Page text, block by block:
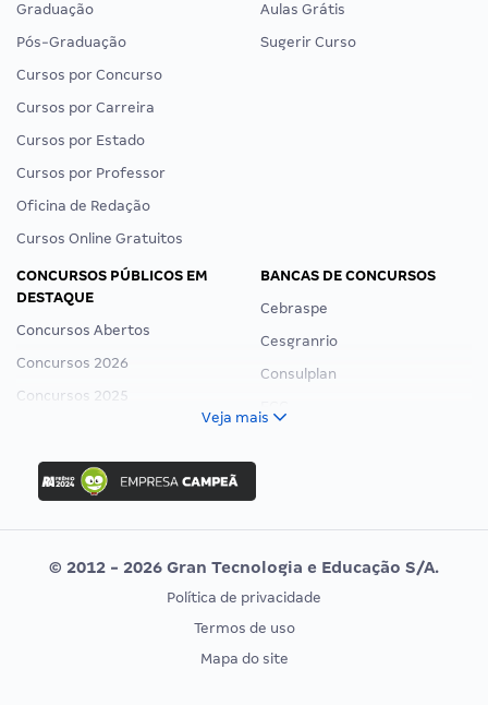
Graduação
Pós-Graduação
Cursos por Concurso
Cursos por Carreira
Cursos por Estado
Cursos por Professor
Oficina de Redação
Cursos Online Gratuitos
Aulas Grátis
Sugerir Curso
CONCURSOS PÚBLICOS EM
DESTAQUE
Concursos Abertos
Concursos 2026
Concursos 2025
Concurso Ibama
Concurso MPU
Editais publicados
BANCAS DE CONCURSOS
Cebraspe
Cesgranrio
Consulplan
Vunesp
CONCURSOS POR PROFISSÃO
EXAME DE ORDEM
Veja mais
© 2012 - 2026 Gran Tecnologia e Educação S/A.
Política de privacidade
Termos de uso
Mapa do site